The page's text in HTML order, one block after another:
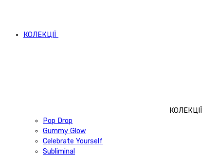
КОЛЕКЦІЇ
КОЛЕКЦІЇ
Pop Drop
Gummy Glow
Celebrate Yourself
Subliminal